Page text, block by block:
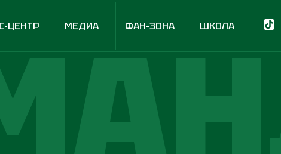
ЦЕНТР МЕДИА ФАН-ЗОНА ШКОЛА